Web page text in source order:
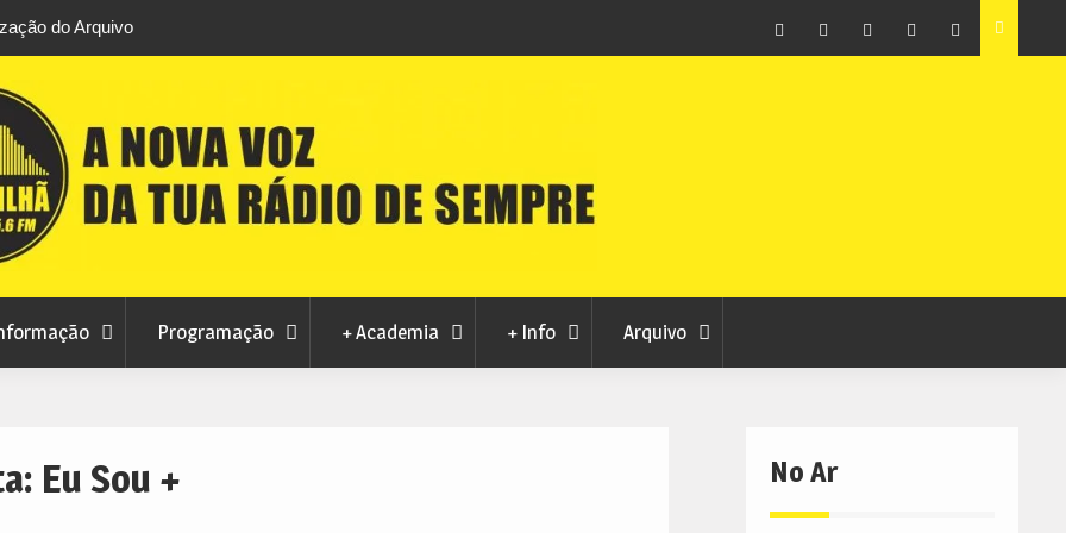
de Folclore este sábado
domingo
Sporting da Covilhã divulga bilhética para a
Programação + Academia + Info Arquivo
Eu Sou + No Ar